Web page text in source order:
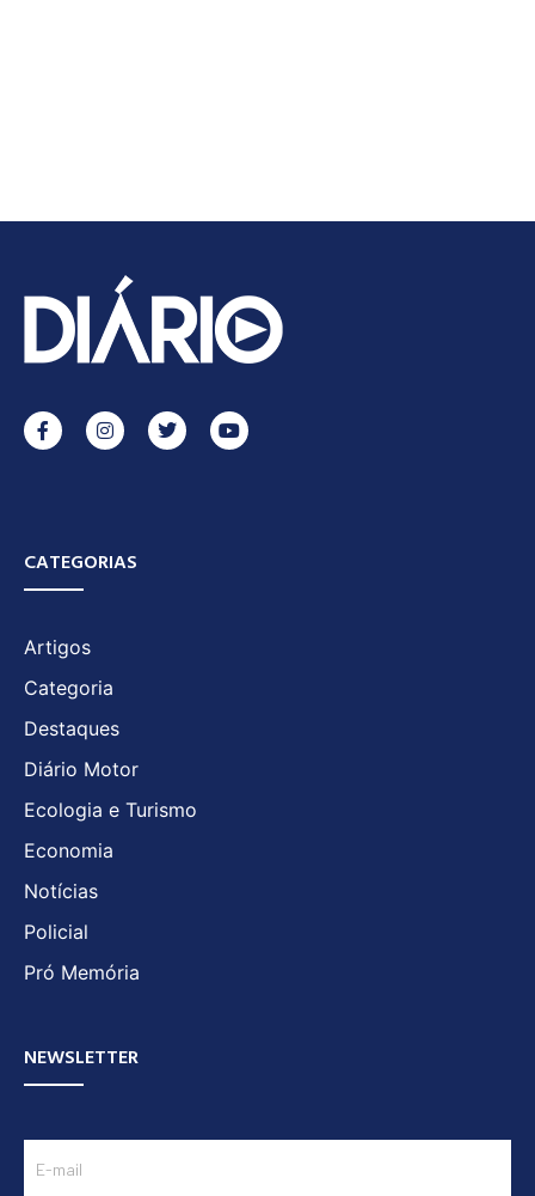
CATEGORIAS
Artigos
Categoria
Destaques
Diário Motor
Ecologia e Turismo
Economia
Notícias
Policial
Pró Memória
NEWSLETTER